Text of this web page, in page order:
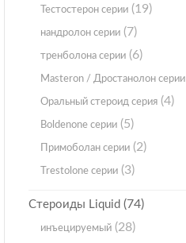
Тестостерон серии (19)
нандролон серии (7)
тренболона серии (6)
Masteron / Дростанолон серии
Оральный стероид серия (4)
Boldenone серии (5)
Примоболан серии (2)
Trestolone серии (3)
Стероиды Liquid (74)
инъецируемый (28)